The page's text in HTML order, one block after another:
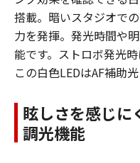
搭載。暗いスタジオで
力を発揮。発光時間や
能です。ストロボ発光
この白色LEDはAF補助
眩しさを感じに
調光機能